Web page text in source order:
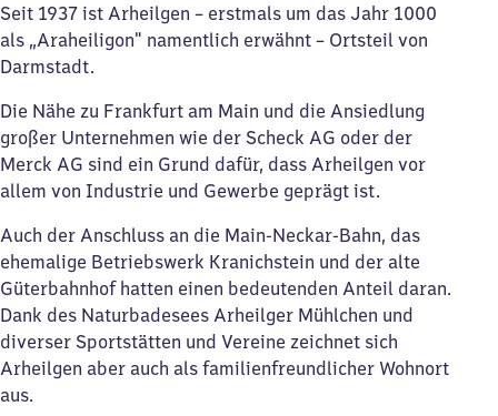
Seit 1937 ist Arheilgen – erstmals um das Jahr 1000
als „Araheiligon" namentlich erwähnt – Ortsteil von
Darmstadt.
Die Nähe zu Frankfurt am Main und die Ansiedlung
großer Unternehmen wie der Scheck AG oder der
Merck AG sind ein Grund dafür, dass Arheilgen vor
allem von Industrie und Gewerbe geprägt ist.
Auch der Anschluss an die Main-Neckar-Bahn, das
ehemalige Betriebswerk Kranichstein und der alte
Güterbahnhof hatten einen bedeutenden Anteil daran.
Dank des Naturbadesees Arheilger Mühlchen und
diverser Sportstätten und Vereine zeichnet sich
Arheilgen aber auch als familienfreundlicher Wohnort
aus.